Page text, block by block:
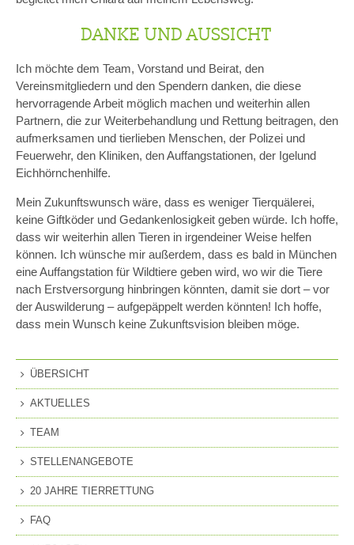
DANKE UND AUSSICHT
Ich möchte dem Team, Vorstand und Beirat, den
Vereinsmitgliedern und den Spendern danken, die diese
hervorragende Arbeit möglich machen und weiterhin allen
Partnern, die zur Weiterbehandlung und Rettung beitragen, den
aufmerksamen und tierlieben Menschen, der Polizei und
Feuerwehr, den Kliniken, den Auffangstationen, der Igelund
Eichhörnchenhilfe.
Mein Zukunftswunsch wäre, dass es weniger Tierquälerei,
keine Giftköder und Gedankenlosigkeit geben würde. Ich hoffe,
dass wir weiterhin allen Tieren in irgendeiner Weise helfen
können. Ich wünsche mir außerdem, dass es bald in München
eine Auffangstation für Wildtiere geben wird, wo wir die Tiere
nach Erstversorgung hinbringen könnten, damit sie dort – vor
der Auswilderung – aufgepäppelt werden könnten! Ich hoffe,
dass mein Wunsch keine Zukunftsvision bleiben möge.
ÜBERSICHT
AKTUELLES
TEAM
STELLENANGEBOTE
20 JAHRE TIERRETTUNG
FAQ